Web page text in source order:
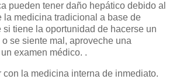
pueden tener daño hepático debido al
la medicina tradicional a base de
si tiene la oportunidad de hacerse un
se siente mal, aproveche una
examen médico. .
con la medicina interna de inmediato.